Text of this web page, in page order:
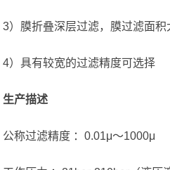
3）膜折叠深层过滤，膜过滤面积
4）具有较宽的过滤精度可选择
生产描述
公称过滤精度 ：0.01μ〜1000μ